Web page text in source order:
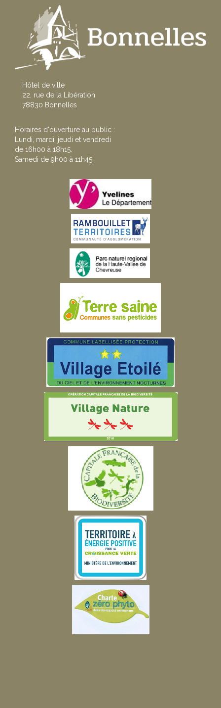
Hôtel de ville
22, rue de la Libération
78830 Bonnelles
Horaires d'ouverture au public :
Lundi, mardi, jeudi et vendredi
de 16h00 à 18h15.
Samedi de 9h00 à 11h45